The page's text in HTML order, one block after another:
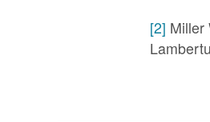
[2] Miller